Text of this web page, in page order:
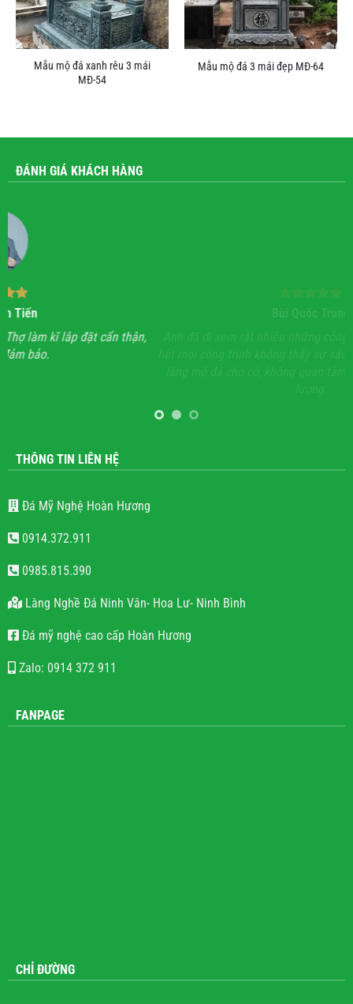
Mẫu mộ đá xanh rêu 3 mái
MĐ-54
Mẫu mộ đá 3 mái đẹp MĐ-64
ĐÁNH GIÁ KHÁCH HÀNG
Anh đã đi xem rất nhiều những công trình lăng mộ đá, hầu
hết mọi công trình không thấy sự sắc sảo, tinh tế, họ chỉ làm
lăng mộ đá cho có, không quan tâm đến thẩm mỹ và chất
THÔNG TIN LIÊN HỆ
Đá Mỹ Nghệ Hoàn Hương
0914.372.911
0985.815.390
Làng Nghề Đá Ninh Vân- Hoa Lư- Ninh Bình
Đá mỹ nghệ cao cấp Hoàn Hương
Zalo: 0914 372 911
FANPAGE
CHỈ ĐƯỜNG